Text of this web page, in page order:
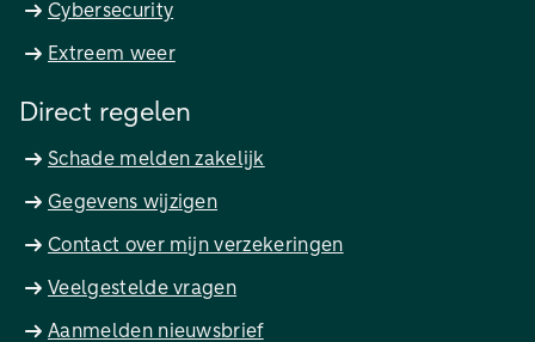
Cybersecurity
Extreem weer
Direct regelen
Schade melden zakelijk
Gegevens wijzigen
Contact over mijn verzekeringen
Veelgestelde vragen
Aanmelden nieuwsbrief